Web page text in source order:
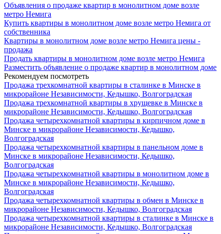
Объявления о продаже квартир в монолитном доме возле
метро Немига
Купить квартиры в монолитном доме возле метро Немига от
собственника
Квартиры в монолитном доме возле метро Немига цены -
продажа
Продать квартиры в монолитном доме возле метро Немига
Разместить объявление о продаже квартир в монолитном доме
Рекомендуем посмотреть
Продажа трехкомнатной квартиры в сталинке в Минске в
микрорайоне Независимости, Кедышко, Волгоградская
Продажа трехкомнатной квартиры в хрущевке в Минске в
микрорайоне Независимости, Кедышко, Волгоградская
Продажа четырехкомнатной квартиры в кирпичном доме в
Минске в микрорайоне Независимости, Кедышко,
Волгоградская
Продажа четырехкомнатной квартиры в панельном доме в
Минске в микрорайоне Независимости, Кедышко,
Волгоградская
Продажа четырехкомнатной квартиры в монолитном доме в
Минске в микрорайоне Независимости, Кедышко,
Волгоградская
Продажа четырехкомнатной квартиры в обмен в Минске в
микрорайоне Независимости, Кедышко, Волгоградская
Продажа четырехкомнатной квартиры в сталинке в Минске в
микрорайоне Независимости, Кедышко, Волгоградская